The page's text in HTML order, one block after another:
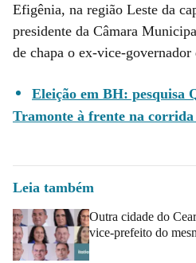
Efigênia, na região Leste da
presidente da Câmara
de chapa o ex-vice-
Eleição em BH: pesquisa
Tramonte à frente na
Leia também
Outra cidade do
vice-prefeito do